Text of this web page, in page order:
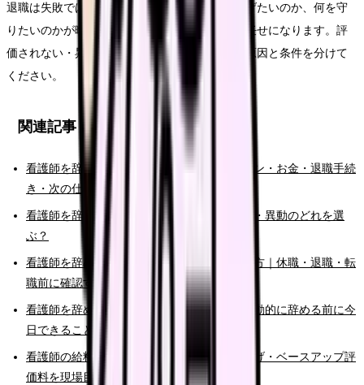
退職は失敗ではありません。ただし、何から逃げたいのか、何を守
りたいのかが曖昧なままだと、次の選択肢が運任せになります。評
価されない・昇給しないから辞めたい時こそ、原因と条件を分けて
ください。
関連記事
看護師を辞めたい時の完全ガイド。限界サイン・お金・退職手続
き・次の仕事まで整理
看護師を辞めたい時の判断基準｜転職・休職・異動のどれを選
ぶ？
看護師を辞めたいけどお金が不安な時の考え方｜休職・退職・転
職前に確認すること
看護師を辞めたいと強く思った時の初動｜衝動的に辞める前に今
日できること
看護師の給料は本当に上がる？2026年の賃上げ・ベースアップ評
価料を現場目線で確認